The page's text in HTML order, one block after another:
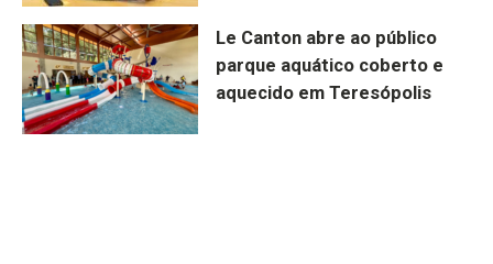
Le Canton abre ao público
parque aquático coberto e
aquecido em Teresópolis